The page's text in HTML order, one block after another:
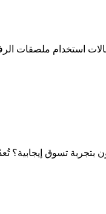
أن إنفاق المستهلكين يزداد بنسبة تصل إلى